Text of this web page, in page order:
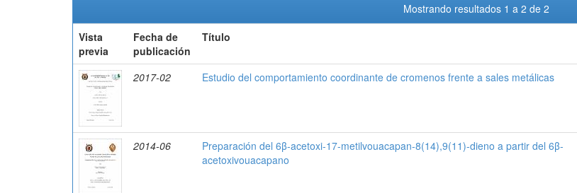
Mostrando resultados 1 a 2 de 2
Vista
previa
Fecha de
publicación
Título
2017-02 Estudio del comportamiento coordinante de cromenos frente a sales metálicas
2014-06
Preparación del 6β-acetoxi-17-metilvouacapan-8(14),9(11)-dieno a partir del 6β-
acetoxivouacapano